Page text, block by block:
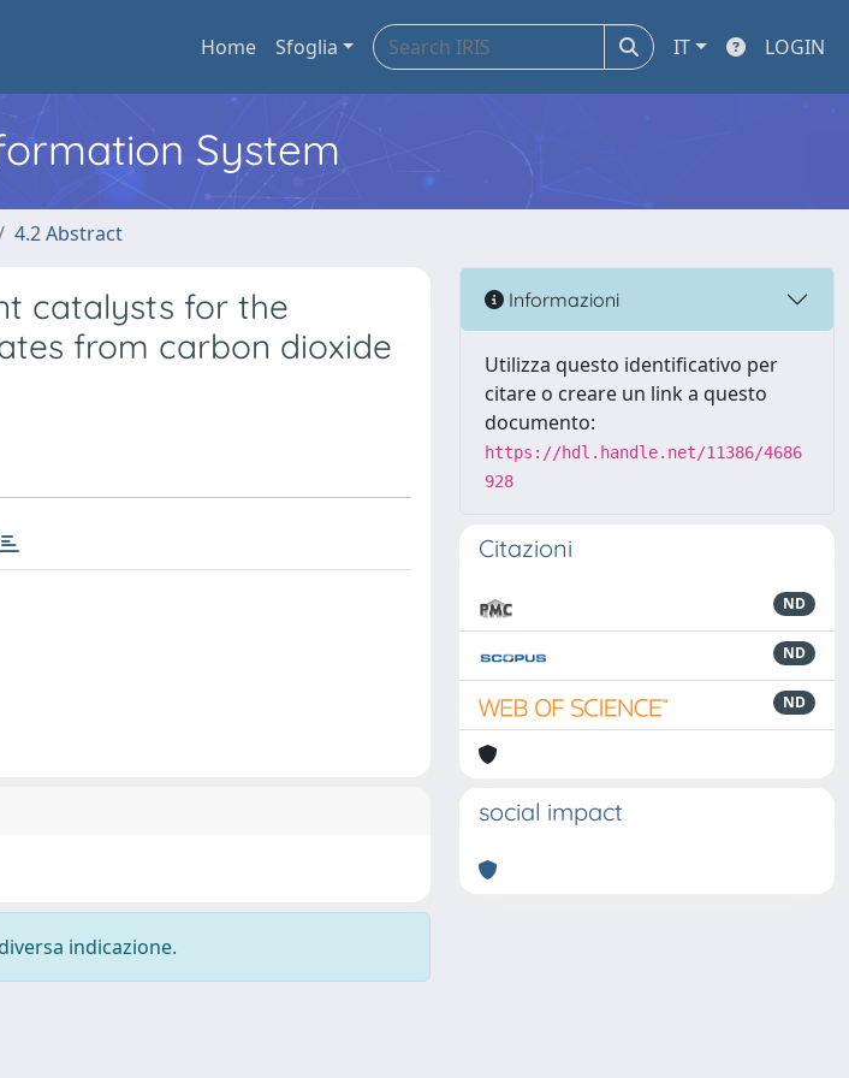
Home Sfoglia IT LOGIN
System
4.2 Abstract
catalysts for the
from carbon dioxide
indicazione.
Informazioni
Utilizza questo identificativo per
citare o creare un link a questo
documento:
https://hdl.handle.net/11386/4686
928
Citazioni
ND
ND
ND
social impact